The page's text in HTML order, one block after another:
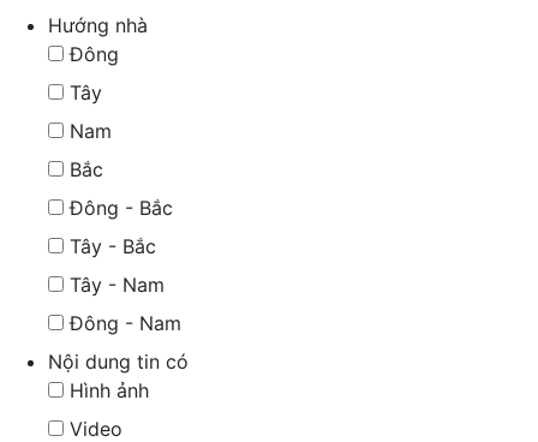
Hướng nhà
Đông
Tây
Nam
Bắc
Đông - Bắc
Tây - Bắc
Tây - Nam
Đông - Nam
Nội dung tin có
Hình ảnh
Video